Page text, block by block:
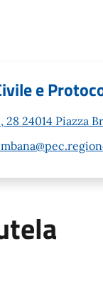
e
28 24014 Piazza